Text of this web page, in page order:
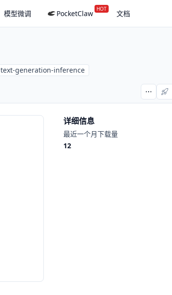
模型微调 PocketClaw HOT 文档
text-generation-inference
详细信息
最近一个月下载量
12